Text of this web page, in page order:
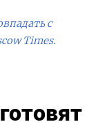
с
Times.